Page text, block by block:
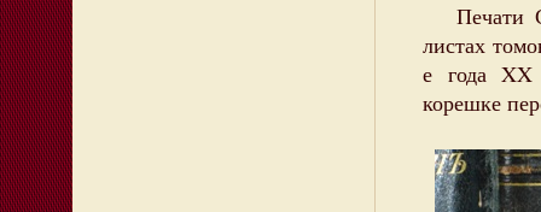
Печати
листах
е года XX
корешке